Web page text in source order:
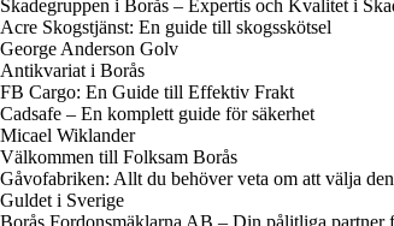
Skadegruppen i Borås – Expertis och Kvalitet i
Acre Skogstjänst: En guide till skogsskötsel
George Anderson Golv
Antikvariat i Borås
FB Cargo: En Guide till Effektiv Frakt
Cadsafe – En komplett guide för säkerhet
Micael Wiklander
Välkommen till Folksam Borås
Gåvofabriken: Allt du behöver veta om att välja
Guldet i Sverige
Borås Fordonsmäklarna AB – Din pålitliga partner